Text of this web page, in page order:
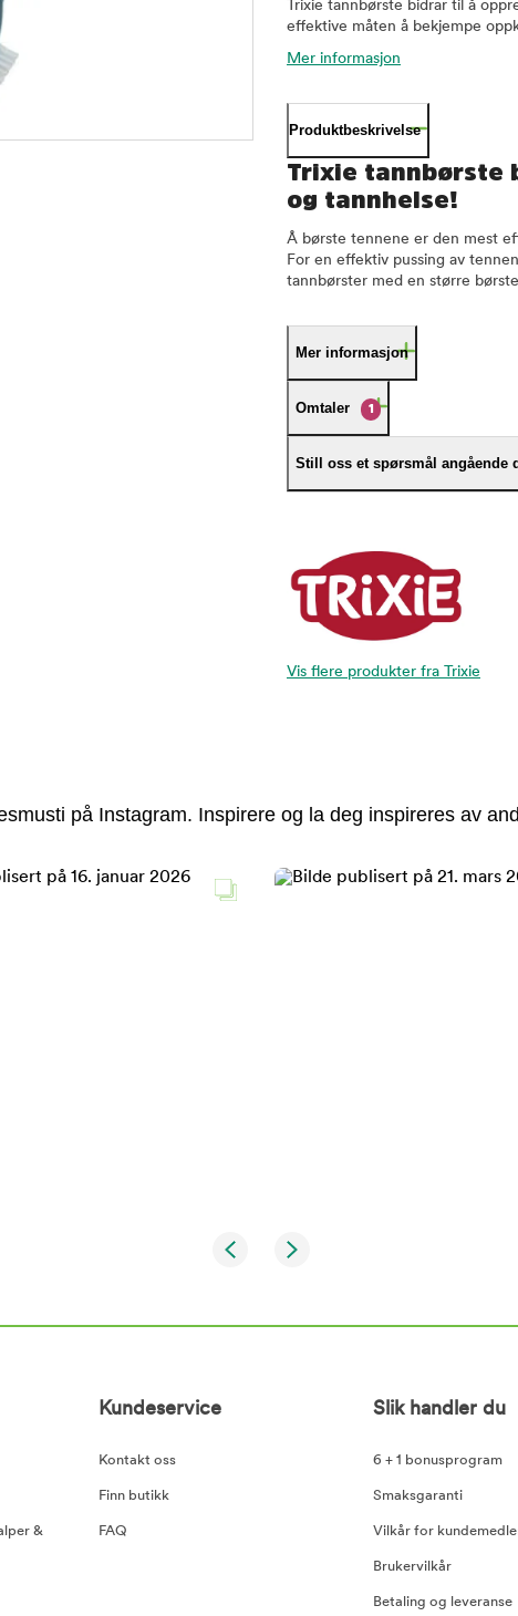
Trixie tannbørste bidrar til å
effektive måten å bekjempe
Mer informasjon
Produktbeskrivelse
Trixie tannbørste
og tannhelse!
Å børste tennene er den mest
For en effektiv pussing av
tannbørster med en større
Mer informasjon
Omtaler 1
Still oss et spørsmål angående
Vis flere produkter fra Trixie
på Instagram. Inspirere og la deg inspireres av
&
Kundeservice
Kontakt oss
Finn butikk
FAQ
Slik handler du
6 + 1 bonusprogram
Smaksgaranti
Vilkår for
Brukervilkår
Betaling og leveranse